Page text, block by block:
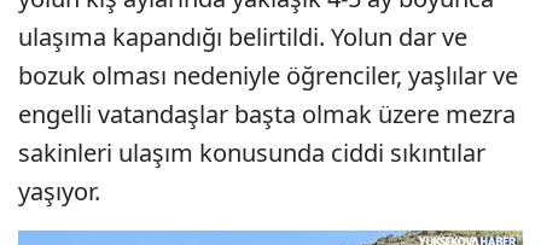
ulaşıma kapandığı belirtildi. Yolun dar ve
bozuk olması nedeniyle öğrenciler, yaşlılar ve
engelli vatandaşlar başta olmak üzere mezra
sakinleri ulaşım konusunda ciddi sıkıntılar
yaşıyor.